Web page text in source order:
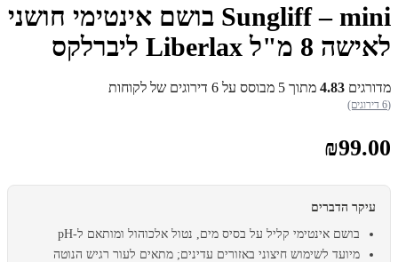
Sungliff – mini בושם אינטימי חושני
לאישה 8 מ"ל Liberlax ליברלקס
מדורגים 4.83 מתוך 5 מבוסס על 6 דירוגים של לקוחות
(6 דירוגים)
₪99.00
עיקר הדברים
בושם אינטימי קליל על בסיס מים, נטול אלכוהול ומותאם ל-pH
מיועד לשימוש חיצוני באזורים עדינים; מתאים לעור רגיש הנוטה